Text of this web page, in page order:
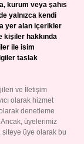
kurum veya şahıs
yalnızca kendi
yer alan içerikler
kişiler hakkında
ile isim
taslak
ve İletişim
olarak hizmet
denetleme
üyelerimiz
siteye üye olarak bu